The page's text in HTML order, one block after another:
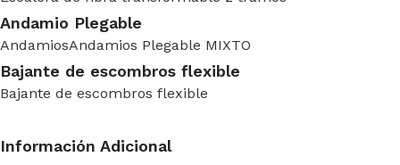
Andamio Plegable
AndamiosAndamios Plegable MIXTO
Bajante de escombros flexible
Bajante de escombros flexible
Información Adicional